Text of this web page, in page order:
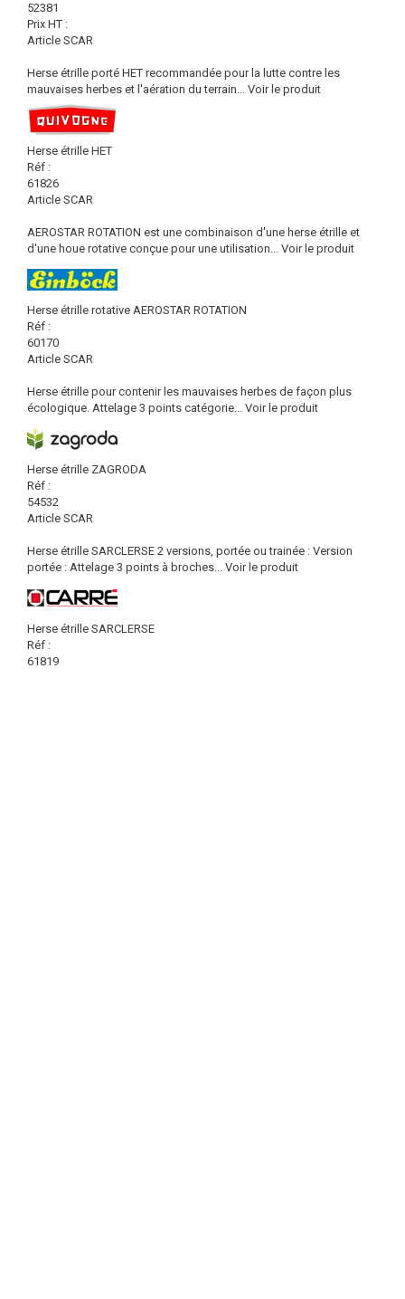
52381
Prix HT :
Article SCAR
Herse étrille porté HET recommandée pour la lutte contre les
mauvaises herbes et l'aération du terrain... Voir le produit
Herse étrille HET
Réf :
61826
Article SCAR
AEROSTAR ROTATION est une combinaison d'une herse étrille et
d'une houe rotative conçue pour une utilisation... Voir le produit
Herse étrille rotative AEROSTAR ROTATION
Réf :
60170
Article SCAR
Herse étrille pour contenir les mauvaises herbes de façon plus
écologique. Attelage 3 points catégorie... Voir le produit
Herse étrille ZAGRODA
Réf :
54532
Article SCAR
Herse étrille SARCLERSE 2 versions, portée ou trainée : Version
portée : Attelage 3 points à broches... Voir le produit
Herse étrille SARCLERSE
Réf :
61819